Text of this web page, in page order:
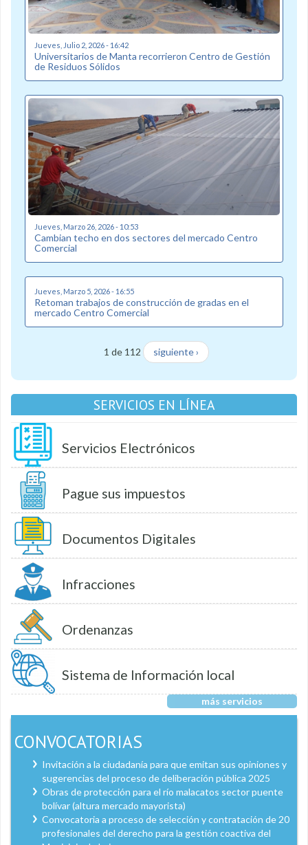
Jueves, Julio 2, 2026 - 16:42
Universitarios de Manta recorrieron Centro de Gestión
de Residuos Sólidos
Jueves, Marzo 26, 2026 - 10:53
Cambian techo en dos sectores del mercado Centro
Comercial
Jueves, Marzo 5, 2026 - 16:55
Retoman trabajos de construcción de gradas en el
mercado Centro Comercial
1 de 112 siguiente ›
SERVICIOS EN LÍNEA
Servicios Electrónicos
Pague sus impuestos
Documentos Digitales
Infracciones
Ordenanzas
Sistema de Información local
más servicios
CONVOCATORIAS
Invitación a la ciudadanía para que emitan sus opiniones y
sugerencias del proceso de deliberación pública 2025
Obras de protección para el río malacatos sector puente
bolívar (altura mercado mayorista)
Convocatoria a proceso de selección y contratación de 20
profesionales del derecho para la gestión coactiva del